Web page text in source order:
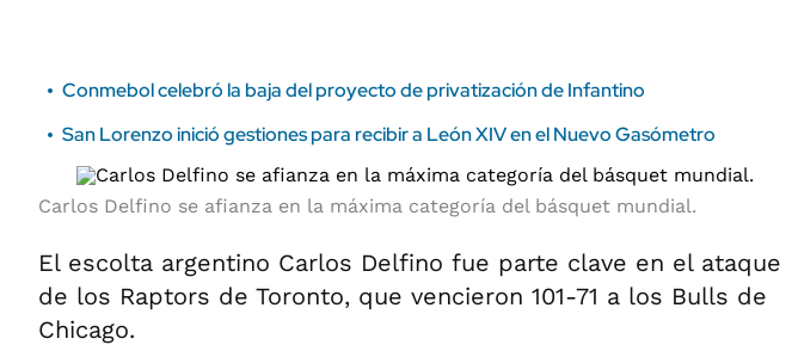
Conmebol celebró la baja del proyecto de privatización de Infantino
San Lorenzo inició gestiones para recibir a León XIV en el Nuevo Gasómetro
Carlos Delfino se afianza en la máxima categoría del básquet mundial.
El escolta argentino Carlos Delfino fue parte clave en el ataque
de los Raptors de Toronto, que vencieron 101-71 a los Bulls de
Chicago.